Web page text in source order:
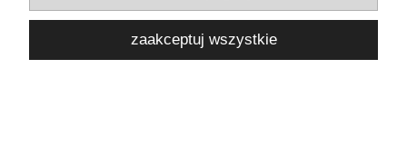
zaakceptuj wszystkie